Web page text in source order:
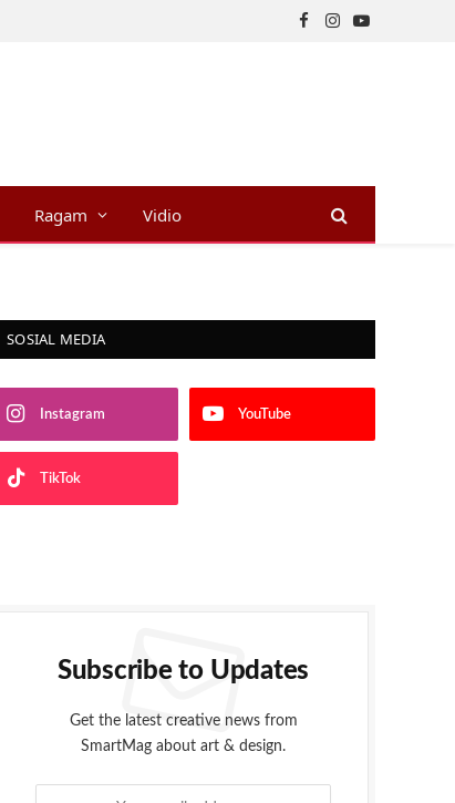
Facebook
Instagram
YouTube
Ragam Vidio
SOSIAL MEDIA
Instagram YouTube
TikTok
Subscribe to Updates
Get the latest creative news from
SmartMag about art & design.